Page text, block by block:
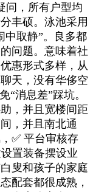
问，所有户型均
丰硕。泳池采用
中取静”。良多都
问题。意味着社
惠形式多样，从
天，没有华侈空
“消息差”踩坑。
，并且宽楼间距
，并且南北通
✅ 平台审核存
置装备摆设业
叟和孩子的家庭
配套都很成熟，